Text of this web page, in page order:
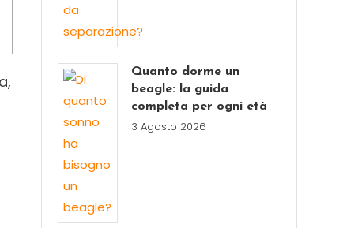
Quanto dorme un
beagle: la guida
completa per ogni età
3 Agosto 2026